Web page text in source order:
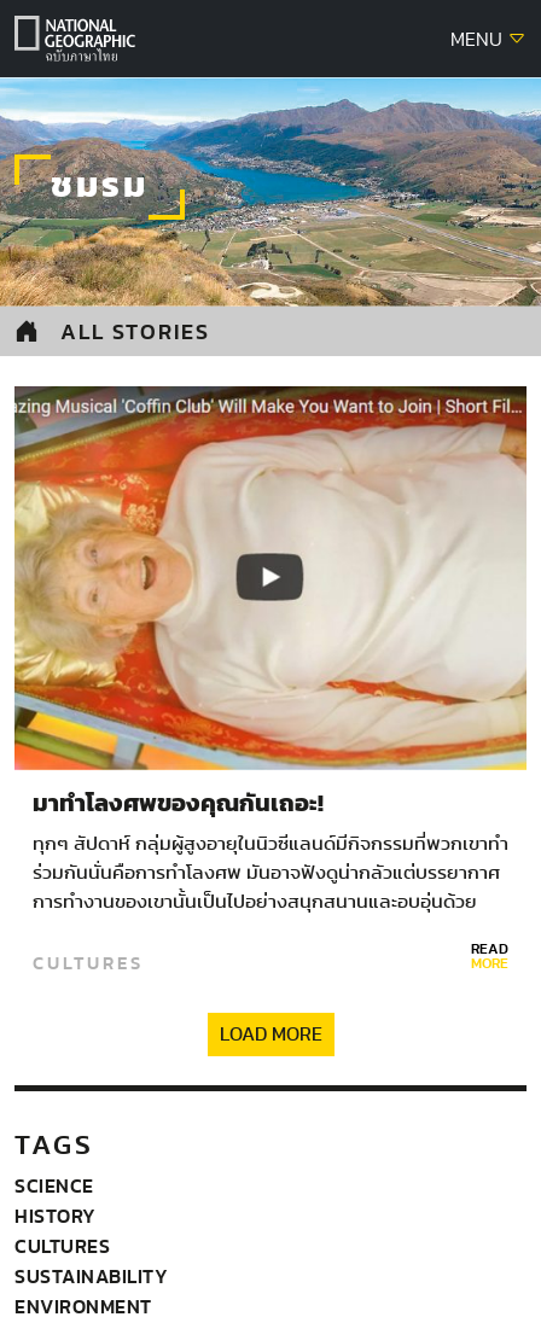
Skip
MENU
ชมรม
ALL STORIES
มาทำโลงศพของคุณกันเถอะ!
ทุกๆ สัปดาห์ กลุ่มผู้สูงอายุในนิวซีแลนด์มีกิจกรรมที่พวกเขาทำ
ร่วมกันนั่นคือการทำโลงศพ มันอาจฟังดูน่ากลัวแต่บรรยากาศ
การทำงานของเขานั้นเป็นไปอย่างสนุกสนานและอบอุ่นด้วย
CULTURES READ
MORE
LOAD MORE
TAGS
SCIENCE
HISTORY
CULTURES
SUSTAINABILITY
ENVIRONMENT